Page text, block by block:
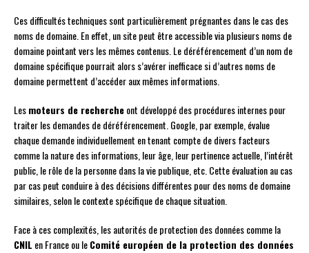
Ces difficultés techniques sont particulièrement prégnantes dans le cas des
noms de domaine. En effet, un site peut être accessible via plusieurs noms de
domaine pointant vers les mêmes contenus. Le déréférencement d’un nom de
domaine spécifique pourrait alors s’avérer inefficace si d’autres noms de
domaine permettent d’accéder aux mêmes informations.
Lesmoteurs de rechercheont développé des procédures internes pour
traiter les demandes de déréférencement. Google, par exemple, évalue
chaque demande individuellement en tenant compte de divers facteurs
comme la nature des informations, leur âge, leur pertinence actuelle, l’intérêt
public, le rôle de la personne dans la vie publique, etc. Cette évaluation au cas
par cas peut conduire à des décisions différentes pour des noms de domaine
similaires, selon le contexte spécifique de chaque situation.
Face à ces complexités, les autorités de protection des données comme la
CNIL en France ou leComité européen de la protection des données